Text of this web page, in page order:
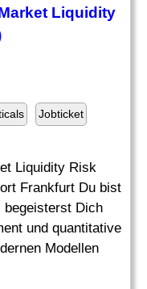
Liquidity
Jobticket
Liquidity Risk
Frankfurt Du bist
begeisterst Dich
und quantitative
Modellen